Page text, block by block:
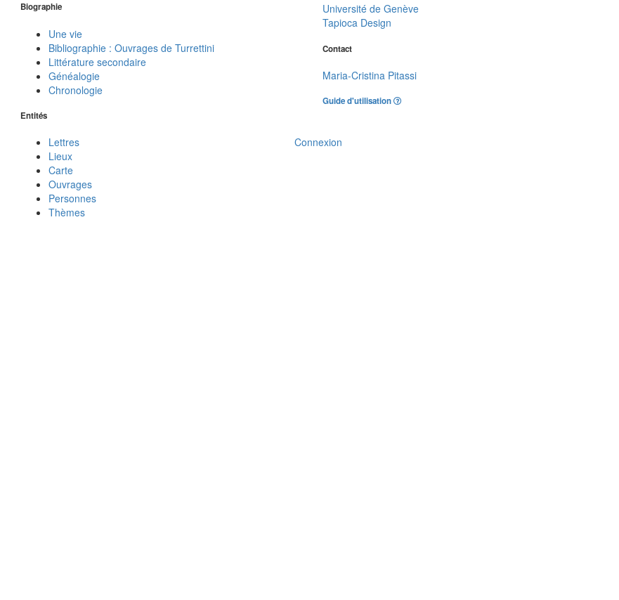
Biographie
Une vie
Bibliographie : Ouvrages de Turrettini
Littérature secondaire
Généalogie
Chronologie
Entités
Lettres
Lieux
Carte
Ouvrages
Personnes
Thèmes
Université de Genève
Tapioca Design
Contact
Maria-Cristina Pitassi
Guide d'utilisation
Connexion